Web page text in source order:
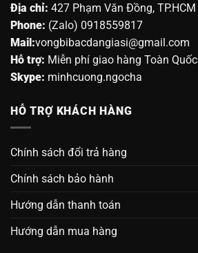
Địa chỉ: 427 Phạm Văn Đồng, TP.HCM
Phone: (Zalo) 0918559817
Mail:vongbibacdangiasi@gmail.com
Hỗ trợ: Miễn phí giao hàng Toàn Quốc
Skype: minhcuong.ngocha
HỖ TRỢ KHÁCH HÀNG
Chính sách đổi trả hàng
Chính sách bảo hành
Hướng dẫn thanh toán
Hướng dẫn mua hàng